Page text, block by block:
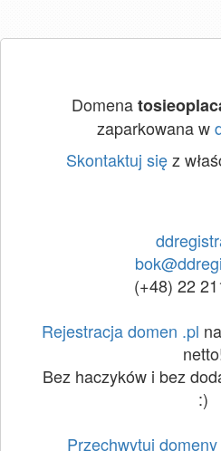
Domena
zaparkowana w
Skontaktuj sięz
(+48) 22
Rejestracja domen .pl
Bez haczyków i bez
:)
Przechwytuj domeny